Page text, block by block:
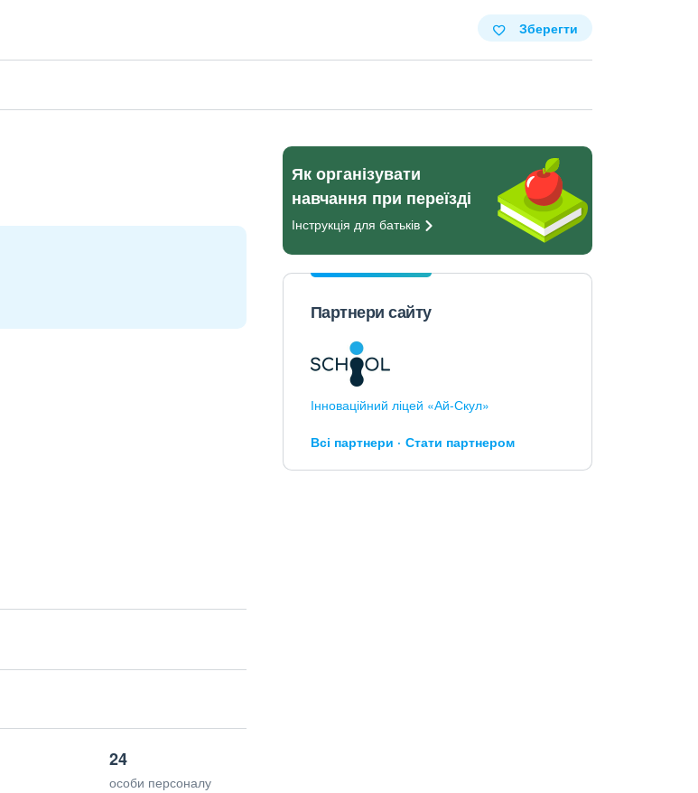
Зберегти
24
особи персоналу
Як організувати
навчання при переїзді
Інструкція для батьків
Партнери сайту
Інноваційний ліцей «Ай-Скул»
Всі партнери Стати партнером